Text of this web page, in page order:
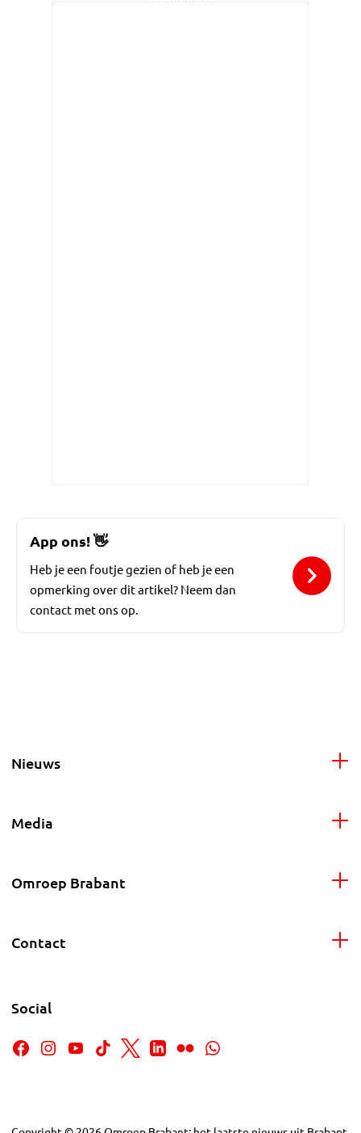
App ons!👋
Heb je een foutje gezien of heb je een
opmerking over dit artikel? Neem dan
contact met ons op.
Nieuws
Media
Omroep Brabant
Contact
Social